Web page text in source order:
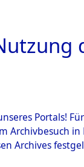
Portals!
Archives